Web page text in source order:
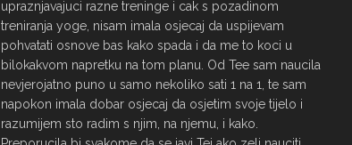
upraznjavajuci razne treninge i cak s pozadinom
treniranja yoge, nisam imala osjecaj da uspijevam
pohvatati osnove bas kako spada i da me to koci u
bilokakvom napretku na tom planu. Od Tee sam naucila
nevjerojatno puno u samo nekoliko sati 1 na 1, te sam
napokon imala dobar osjecaj da osjetim svoje tijelo i
razumijem sto radim s njim, na njemu, i kako.